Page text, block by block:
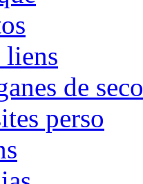
liens
de
perso